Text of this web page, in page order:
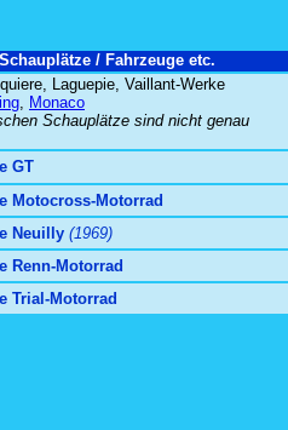
Schauplätze / Fahrzeuge etc.
Laguepie, Vaillant-Werke
, Monaco
Schauplätze sind nicht genau
GT
Motocross-Motorrad
Neuilly (1969)
Renn-Motorrad
Trial-Motorrad